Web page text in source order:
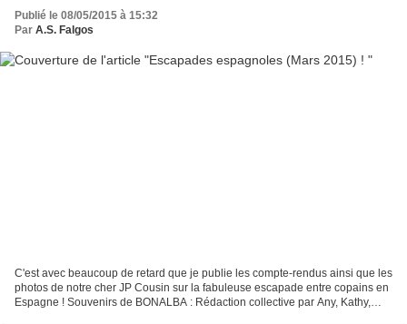
Publié le 08/05/2015 à 15:32
Par A.S. Falgos
C'est avec beaucoup de retard que je publie les compte-rendus ainsi que les
photos de notre cher JP Cousin sur la fabuleuse escapade entre copains en
Espagne ! Souvenirs de BONALBA : Rédaction collective par Any, Kathy,